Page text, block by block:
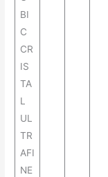
BI
C
CR
IS
TA
L
UL
TR
AFI
NE